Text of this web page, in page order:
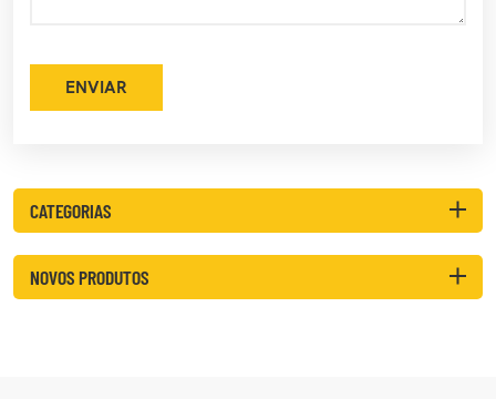
ENVIAR
CATEGORIAS
NOVOS PRODUTOS